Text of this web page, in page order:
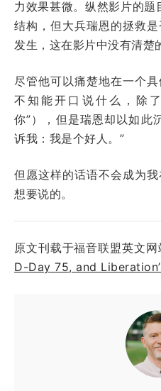
力效果甚微。纵然影片的题
结构，但大兵瑞恩的拯救
发生，这在影片中没有清楚
尽管他可以痛楚地在一个
不知能开口说什么，除
你”），但是瑞恩却以如此
诉我：我是个好人。”
但愿这样的话语不会成为
想要说的。
原文刊载于福音联盟英文网
D-Day 75, and